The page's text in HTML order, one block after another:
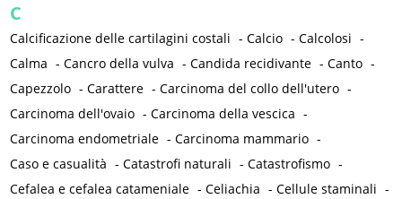
C
Calcificazione delle cartilagini costali -Calcio -Calcolosi -
Calma -Cancro della vulva -Candida recidivante -Canto -
Capezzolo -Carattere -Carcinoma del collo dell'utero -
Carcinoma dell'ovaio -Carcinoma della vescica -
Carcinoma endometriale -Carcinoma mammario -
Caso e casualità -Catastrofi naturali -Catastrofismo -
Cefalea e cefalea catameniale -Celiachia -Cellule staminali -